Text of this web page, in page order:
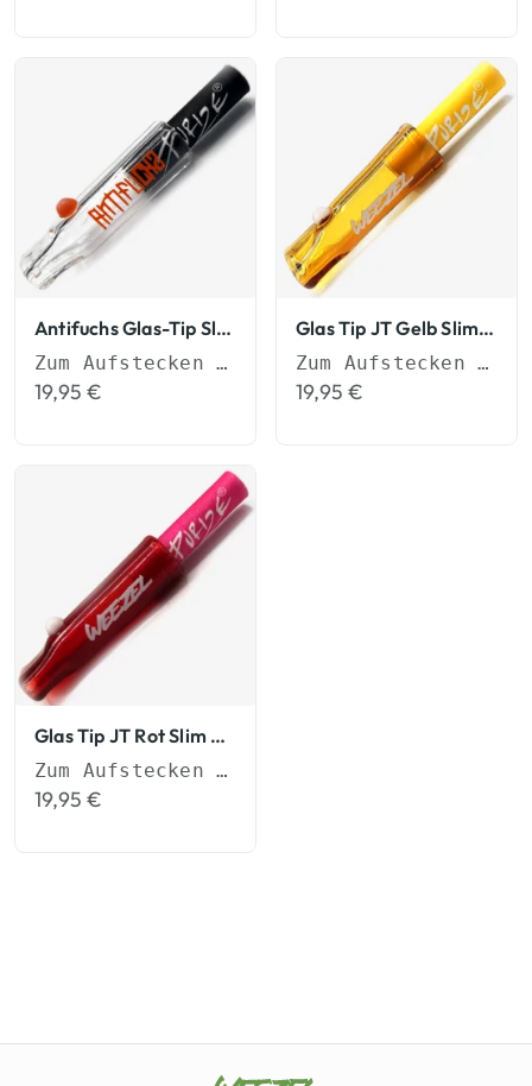
Antifuchs Glas-Tip Slim Tips
Zum Aufstecken auf Joints
19,95€
Glas Tip JT Gelb Slim Tips
Zum Aufstecken auf Joints
19,95€
Glas Tip JT Rot Slim Tips
Zum Aufstecken auf Joints
19,95€